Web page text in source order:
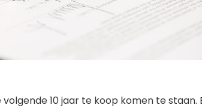
10 jaar te koop komen te staan.